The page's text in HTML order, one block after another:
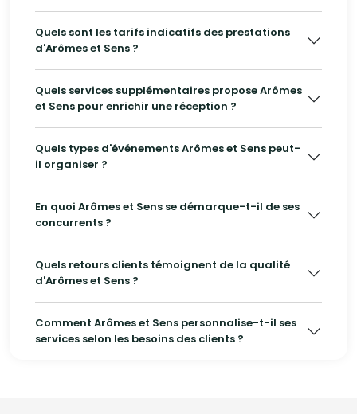
Quels sont les tarifs indicatifs des prestations
d'Arômes et Sens ?
Quels services supplémentaires propose Arômes
et Sens pour enrichir une réception ?
Quels types d'événements Arômes et Sens peut-
il organiser ?
En quoi Arômes et Sens se démarque-t-il de ses
concurrents ?
Quels retours clients témoignent de la qualité
d'Arômes et Sens ?
Comment Arômes et Sens personnalise-t-il ses
services selon les besoins des clients ?